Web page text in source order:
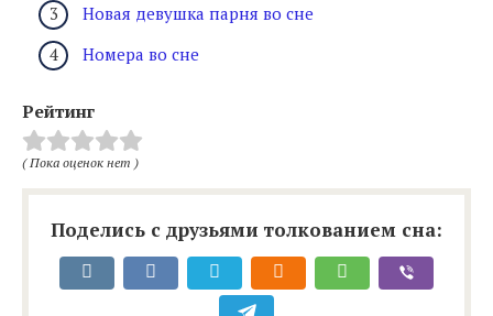
Новая девушка парня во сне
Номера во сне
Рейтинг
( Пока оценок нет )
Поделись с друзьями толкованием сна: